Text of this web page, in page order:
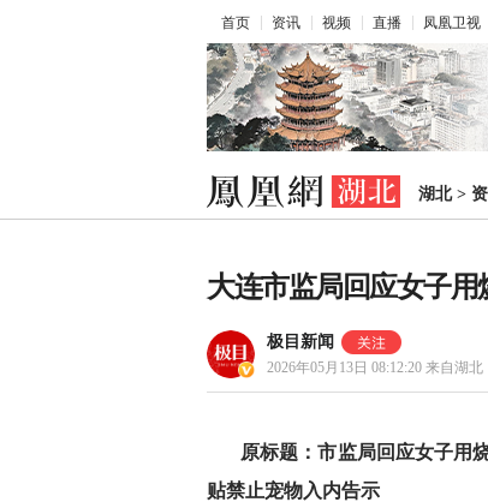
首页 资讯 视频 直播 凤凰卫视
湖北>
大连市监局回应女子
极目新闻
2026年05月13日 08:12:20 来自湖北
原标题：市监局回应女子用
贴禁止宠物入内告示